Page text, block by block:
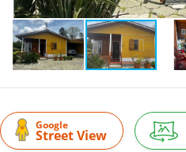
Google
Street View